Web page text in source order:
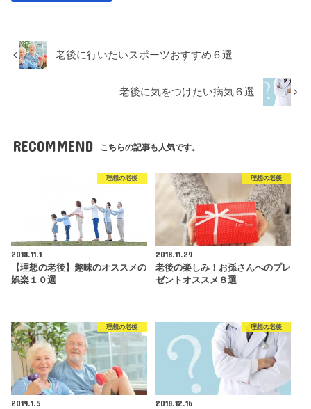
老後に行いたいスポーツおすすめ６選
老後に気をつけたい病気６選
RECOMMEND こちらの記事も人気です。
理想の老後
2018.11.1
【理想の老後】趣味のオススメの
娯楽１０選
理想の老後
2018.11.29
老後の楽しみ！お孫さんへのプレ
ゼントオススメ８選
理想の老後
2019.1.5
理想の老後
2018.12.16